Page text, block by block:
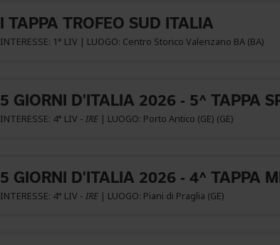
I TAPPA TROFEO SUD ITALIA
INTERESSE: 1° LIV | LUOGO: Centro Storico Valenzano BA (BA)
5 GIORNI D'ITALIA 2026 - 5^ TAPPA
INTERESSE: 4° LIV - IRE | LUOGO: Porto Antico (GE) (GE)
5 GIORNI D'ITALIA 2026 - 4^ TAPPA
INTERESSE: 4° LIV - IRE | LUOGO: Piani di Praglia (GE)